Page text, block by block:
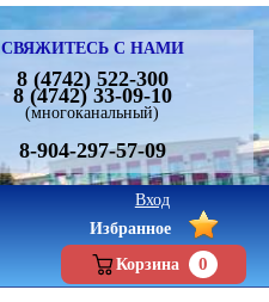
СВЯЖИТЕСЬ С НАМИ
8 (4742) 522-300
8 (4742) 33-09-10
(многоканальный)
8-904-297-57-09
Избранное
Корзина
0
Вход